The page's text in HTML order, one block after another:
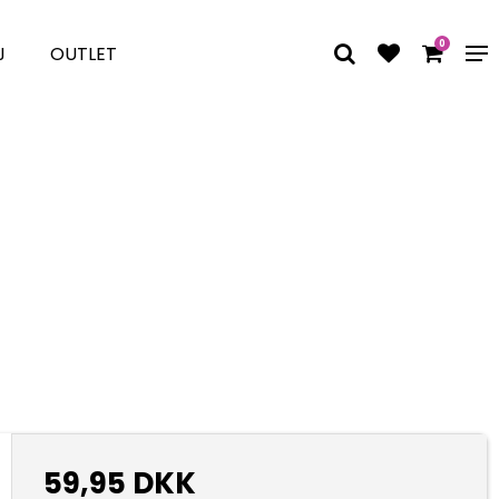
OUTLET 0
59,95 DKK